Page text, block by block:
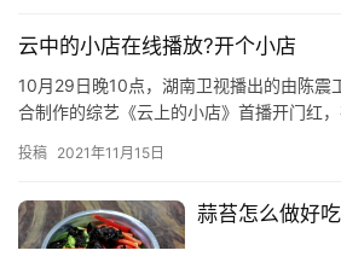
云中的小店在线播放?开个小店
10月29日晚10点，湖南卫视播出的由陈震
合制作的综艺《云上的小店》首播开门红
投稿 2021年11月15日
蒜苔怎么做好